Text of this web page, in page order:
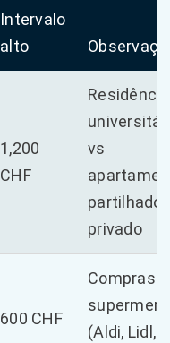
Intervalo
alto
1,200
CHF
Residência
vs
partilhado
privado
600 CHF
Compras
(Aldi, Lidl,